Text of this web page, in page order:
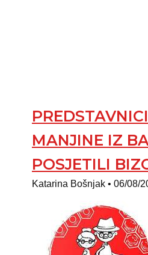
MANJINE IZ
POSJETILI
Katarina Bošnjak 06/08/